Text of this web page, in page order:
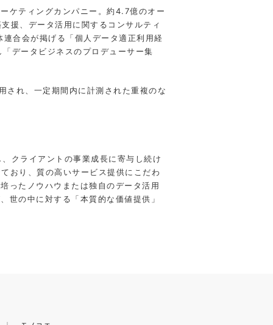
ケティングカンパニー。約4.7億のオー
援、データ活用に関するコンサルティ
合会が掲げる「個人データ適正利用経
データビジネスのプロデューサー集
れ、⼀定期間内に計測された重複のな
クライアントの事業成長に寄与し続け
おり、質の高いサービス提供にこだわ
ったノウハウまたは独自のデータ活用
世の中に対する「本質的な価値提供」